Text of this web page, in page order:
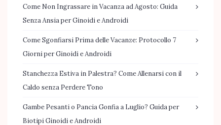
Come Non Ingrassare in Vacanza ad Agosto: Guida
Senza Ansia per Ginoidi e Androidi
Come Sgonfiarsi Prima delle Vacanze: Protocollo 7
Giorni per Ginoidi e Androidi
Stanchezza Estiva in Palestra? Come Allenarsi con il
Caldo senza Perdere Tono
Gambe Pesanti o Pancia Gonfia a Luglio? Guida per
Biotipi Ginoidi e Androidi